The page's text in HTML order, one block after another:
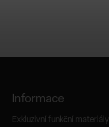
Informace
Exkluzivní funkční materiály